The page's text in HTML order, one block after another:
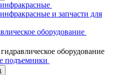
и запчасти для
оборудование
оборудование
подъемники